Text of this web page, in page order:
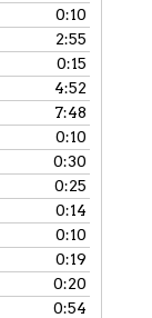
0:10
2:55
0:15
4:52
7:48
0:10
0:30
0:25
0:14
0:10
0:19
0:20
0:54